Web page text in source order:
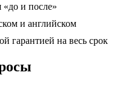
и после»
и английском
гарантией на весь срок